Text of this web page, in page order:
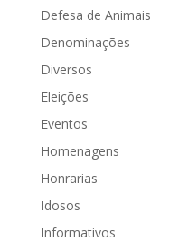
Defesa de Animais
Denominações
Diversos
Eleições
Eventos
Homenagens
Honrarias
Idosos
Informativos